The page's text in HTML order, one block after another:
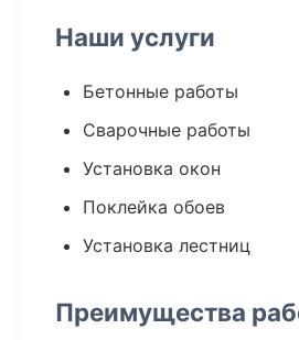
Наши услуги
Бетонные работы
Сварочные работы
Установка окон
Поклейка обоев
Установка лестниц
Преимущества